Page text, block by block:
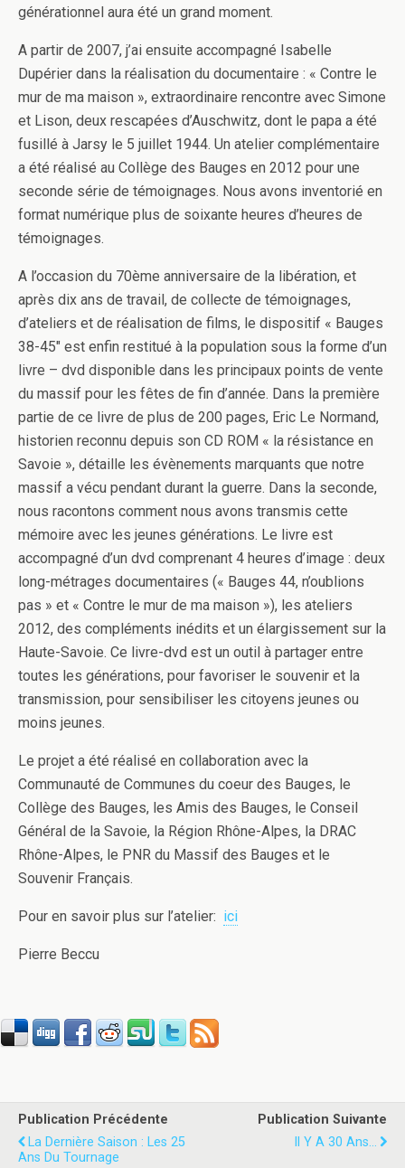
générationnel aura été un grand moment.
A partir de 2007, j’ai ensuite accompagné Isabelle
Dupérier dans la réalisation du documentaire : « Contre le
mur de ma maison », extraordinaire rencontre avec Simone
et Lison, deux rescapées d’Auschwitz, dont le papa a été
fusillé à Jarsy le 5 juillet 1944. Un atelier complémentaire
a été réalisé au Collège des Bauges en 2012 pour une
seconde série de témoignages. Nous avons inventorié en
format numérique plus de soixante heures d’heures de
témoignages.
A l’occasion du 70ème anniversaire de la libération, et
après dix ans de travail, de collecte de témoignages,
d’ateliers et de réalisation de films, le dispositif « Bauges
38-45″ est enfin restitué à la population sous la forme d’un
livre – dvd disponible dans les principaux points de vente
du massif pour les fêtes de fin d’année. Dans la première
partie de ce livre de plus de 200 pages, Eric Le Normand,
historien reconnu depuis son CD ROM « la résistance en
Savoie », détaille les évènements marquants que notre
massif a vécu pendant durant la guerre. Dans la seconde,
nous racontons comment nous avons transmis cette
mémoire avec les jeunes générations. Le livre est
accompagné d’un dvd comprenant 4 heures d’image : deux
long-métrages documentaires (« Bauges 44, n’oublions
pas » et « Contre le mur de ma maison »), les ateliers
2012, des compléments inédits et un élargissement sur la
Haute-Savoie. Ce livre-dvd est un outil à partager entre
toutes les générations, pour favoriser le souvenir et la
transmission, pour sensibiliser les citoyens jeunes ou
moins jeunes.
Le projet a été réalisé en collaboration avec la
Communauté de Communes du coeur des Bauges, le
Collège des Bauges, les Amis des Bauges, le Conseil
Général de la Savoie, la Région Rhône-Alpes, la DRAC
Rhône-Alpes, le PNR du Massif des Bauges et le
Souvenir Français.
Pour en savoir plus sur l’atelier: ici
Pierre Beccu
Publication Précédente
La Dernière Saison : Les 25
Ans Du Tournage
Publication Suivante
Il Y A 30 Ans...